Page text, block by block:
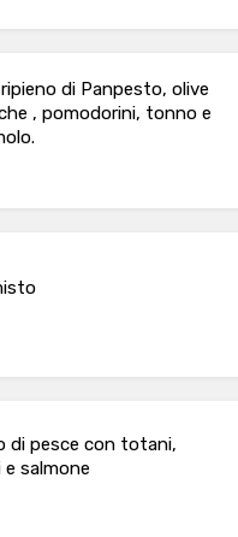
di Panpesto, olive
, pomodorini, tonno e
di pesce con totani,
e salmone